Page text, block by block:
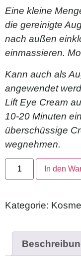
Eine kleine
die gereinigte
nach außen
einmassieren.
Kann auch als
angewendet
Lift Eye Cream
10-20 Minuten
überschüssige
wegnehmen.
In den
Kategorie: